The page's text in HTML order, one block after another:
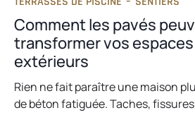
Comment les pavés
transformer vos
extérieurs
Rien ne fait paraître une maison
de béton fatiguée. Taches,